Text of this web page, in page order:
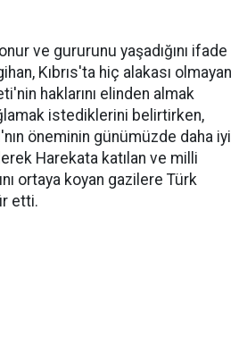
ve gururunu yaşadığını ifade
Kıbrıs'ta hiç alakası olmayan
haklarını elinden almak
istediklerini belirtirken,
öneminin günümüzde daha iyi
Harekata katılan ve milli
ortaya koyan gazilere Türk
etti.